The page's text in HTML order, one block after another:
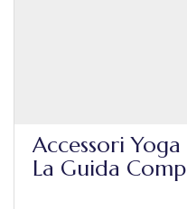
Accessori
La Guida